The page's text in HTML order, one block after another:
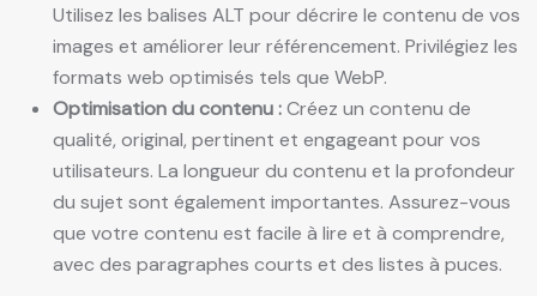
Utilisez les balises ALT pour décrire le contenu de vos
images et améliorer leur référencement. Privilégiez les
formats web optimisés tels que WebP.
Optimisation du contenu :Créez un contenu de
qualité, original, pertinent et engageant pour vos
utilisateurs. La longueur du contenu et la profondeur
du sujet sont également importantes. Assurez-vous
que votre contenu est facile à lire et à comprendre,
avec des paragraphes courts et des listes à puces.